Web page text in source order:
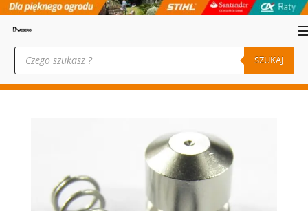
Wyszukiwarka
produktów SZUKAJ